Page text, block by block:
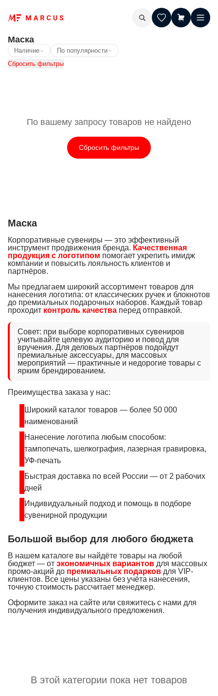
Маска
Наличие
По популярности
Сбросить фильтры
По вашему запросу товаров не найдено
Сбросить фильтры
Маска
Корпоративные сувениры — это эффективный
инструмент продвижения бренда. Качественная
продукция с логотипом помогает укрепить имидж
компании и повысить лояльность клиентов и
партнёров.
Мы предлагаем широкий ассортимент товаров для
нанесения логотипа: от классических ручек и блокнотов
до премиальных подарочных наборов. Каждый товар
проходит контроль качества перед отправкой.
Совет: при выборе корпоративных сувениров
учитывайте целевую аудиторию и повод для
вручения. Для деловых партнёров подойдут
премиальные аксессуары, для массовых
мероприятий — практичные и недорогие товары с
ярким брендированием.
Преимущества заказа у нас:
Широкий каталог товаров — более 50 000
наименований
Нанесение логотипа любым способом:
тампопечать, шелкография, лазерная гравировка,
УФ-печать
Быстрая доставка по всей России — от 2 рабочих
дней
Индивидуальный подход и помощь в подборе
сувенирной продукции
Большой выбор для любого бюджета
В нашем каталоге вы найдёте товары на любой
бюджет — от экономичных вариантов для массовых
промо-акций до премиальных подарков для VIP-
клиентов. Все цены указаны без учёта нанесения,
точную стоимость рассчитает менеджер.
Оформите заказ на сайте или свяжитесь с нами для
получения индивидуального предложения.
В этой категории пока нет товаров